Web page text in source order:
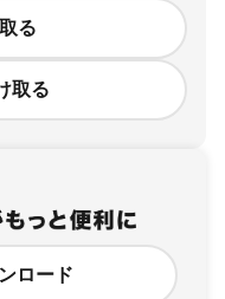
る
取る
ロード